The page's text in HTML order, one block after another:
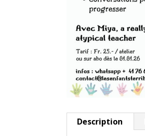
Description